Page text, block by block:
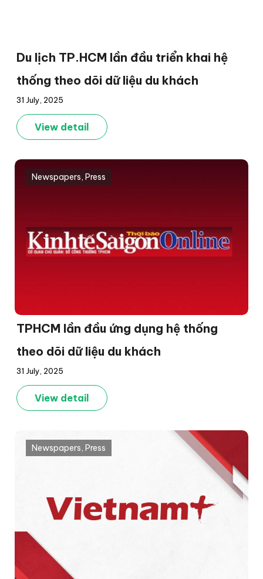
Du lịch TP.HCM lần đầu triển khai hệ
thống theo dõi dữ liệu du khách
31 July, 2025
View detail
TPHCM lần đầu ứng dụng hệ thống
theo dõi dữ liệu du khách
Newspapers, Press
31 July, 2025
View detail
Newspapers, Press